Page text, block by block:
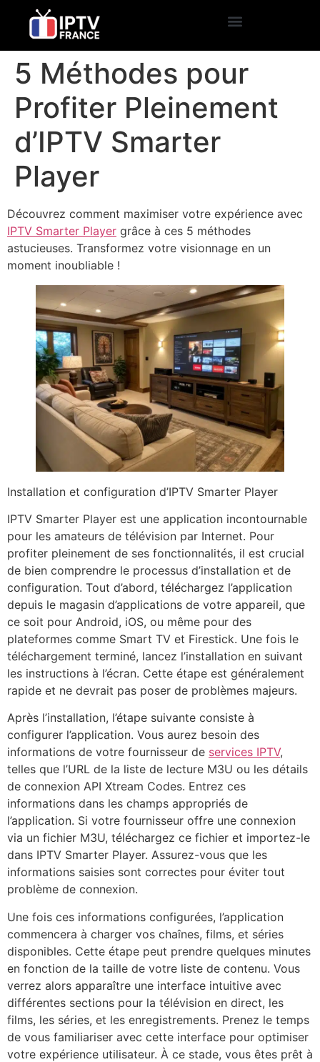
5 Méthodes pour
Profiter Pleinement
d’IPTV Smarter
Player
Découvrez comment maximiser votre expérience avec
IPTV Smarter Player grâce à ces 5 méthodes
astucieuses. Transformez votre visionnage en un
moment inoubliable !
Installation et configuration d’IPTV Smarter Player
IPTV Smarter Player est une application incontournable
pour les amateurs de télévision par Internet. Pour
profiter pleinement de ses fonctionnalités, il est crucial
de bien comprendre le processus d’installation et de
configuration. Tout d’abord, téléchargez l’application
depuis le magasin d’applications de votre appareil, que
ce soit pour Android, iOS, ou même pour des
plateformes comme Smart TV et Firestick. Une fois le
téléchargement terminé, lancez l’installation en suivant
les instructions à l’écran. Cette étape est généralement
rapide et ne devrait pas poser de problèmes majeurs.
Après l’installation, l’étape suivante consiste à
configurer l’application. Vous aurez besoin des
informations de votre fournisseur de services IPTV,
telles que l’URL de la liste de lecture M3U ou les détails
de connexion API Xtream Codes. Entrez ces
informations dans les champs appropriés de
l’application. Si votre fournisseur offre une connexion
via un fichier M3U, téléchargez ce fichier et importez-le
dans IPTV Smarter Player. Assurez-vous que les
informations saisies sont correctes pour éviter tout
problème de connexion.
Une fois ces informations configurées, l’application
commencera à charger vos chaînes, films, et séries
disponibles. Cette étape peut prendre quelques minutes
en fonction de la taille de votre liste de contenu. Vous
verrez alors apparaître une interface intuitive avec
différentes sections pour la télévision en direct, les
films, les séries, et les enregistrements. Prenez le temps
de vous familiariser avec cette interface pour optimiser
votre expérience utilisateur. À ce stade, vous êtes prêt à